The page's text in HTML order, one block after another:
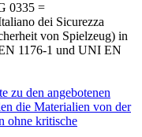
0335 =
dei Sicurezza
von Spielzeug) in
1176-1 und UNI EN
zu den angebotenen
die Materialien von der
ohne kritische